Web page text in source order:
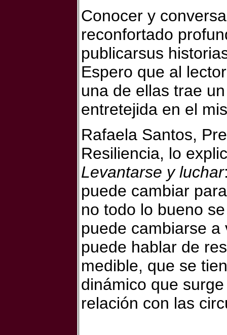
Conocer y
reconfortado
publicarsus
Espero que al
una de ellas trae
entretejida en el
Rafaela Santos,
Resiliencia, lo
Levantarse y luchar
puede cambiar
no todo lo bueno
puede cambiarse
puede hablar de
medible, que se
dinámico que
relación con las